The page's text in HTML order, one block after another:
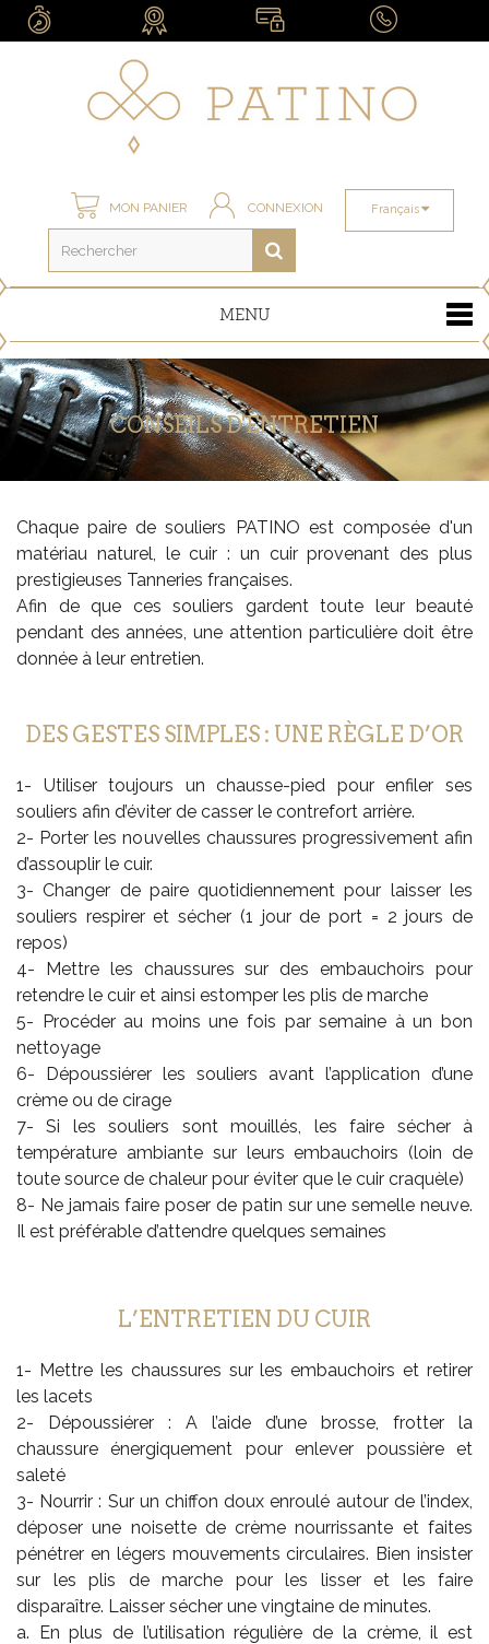
Français
CONNEXION
MON PANIER
MENU
CONSEILS D'ENTRETIEN
Chaque paire de souliers PATINO est composée d'un
matériau naturel, le cuir : un cuir provenant des plus
prestigieuses Tanneries françaises.
Afin de que ces souliers gardent toute leur beauté
pendant des années, une attention particulière doit être
donnée à leur entretien.
DES GESTES SIMPLES : UNE RÈGLE D’OR
1- Utiliser toujours un chausse-pied pour enfiler ses
souliers afin d’éviter de casser le contrefort arrière.
2- Porter les nouvelles chaussures progressivement afin
d’assouplir le cuir.
3- Changer de paire quotidiennement pour laisser les
souliers respirer et sécher (1 jour de port = 2 jours de
repos)
4- Mettre les chaussures sur des embauchoirs pour
retendre le cuir et ainsi estomper les plis de marche
5- Procéder au moins une fois par semaine à un bon
nettoyage
6- Dépoussiérer les souliers avant l’application d’une
crème ou de cirage
7- Si les souliers sont mouillés, les faire sécher à
température ambiante sur leurs embauchoirs (loin de
toute source de chaleur pour éviter que le cuir craquèle)
8- Ne jamais faire poser de patin sur une semelle neuve.
Il est préférable d’attendre quelques semaines
L’ENTRETIEN DU CUIR
1- Mettre les chaussures sur les embauchoirs et retirer
les lacets
2- Dépoussiérer : A l’aide d’une brosse, frotter la
chaussure énergiquement pour enlever poussière et
saleté
3- Nourrir : Sur un chiffon doux enroulé autour de l’index,
déposer une noisette de crème nourrissante et faites
pénétrer en légers mouvements circulaires. Bien insister
sur les plis de marche pour les lisser et les faire
disparaître. Laisser sécher une vingtaine de minutes.
a. En plus de l’utilisation régulière de la crème, il est